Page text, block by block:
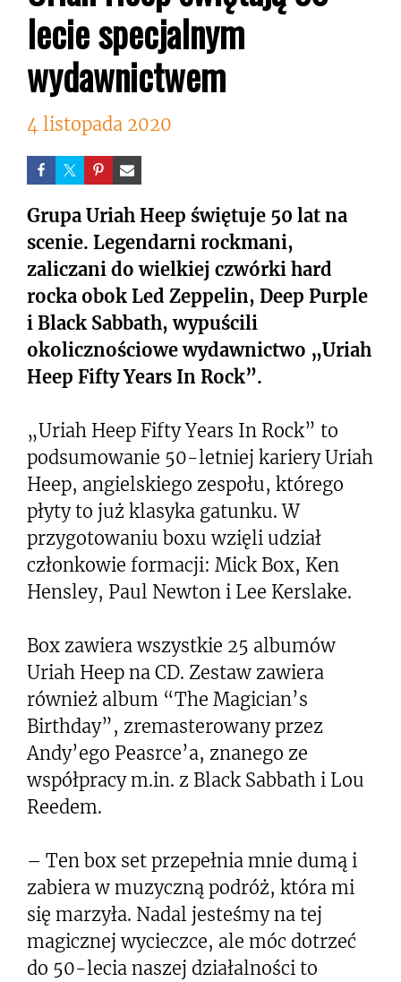
lecie specjalnym
wydawnictwem
4 listopada 2020
Grupa Uriah Heep świętuje 50 lat na
scenie. Legendarni rockmani,
zaliczani do wielkiej czwórki hard
rocka obok Led Zeppelin, Deep Purple
i Black Sabbath, wypuścili
okolicznościowe wydawnictwo „Uriah
Heep Fifty Years In Rock”.
„Uriah Heep Fifty Years In Rock” to
podsumowanie 50-letniej kariery Uriah
Heep, angielskiego zespołu, którego
płyty to już klasyka gatunku. W
przygotowaniu boxu wzięli udział
członkowie formacji: Mick Box, Ken
Hensley, Paul Newton i Lee Kerslake.
Box zawiera wszystkie 25 albumów
Uriah Heep na CD. Zestaw zawiera
również album “The Magician’s
Birthday”, zremasterowany przez
Andy’ego Peasrce’a, znanego ze
współpracy m.in. z Black Sabbath i Lou
Reedem.
– Ten box set przepełnia mnie dumą i
zabiera w muzyczną podróż, która mi
się marzyła. Nadal jesteśmy na tej
magicznej wycieczce, ale móc dotrzeć
do 50-lecia naszej działalności to